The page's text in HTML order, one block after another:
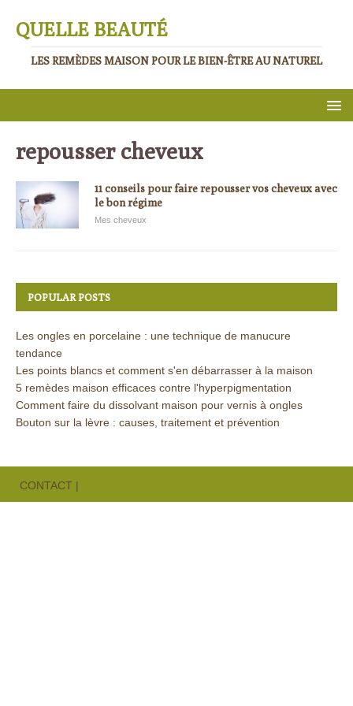
QUELLE BEAUTÉ
LES REMÈDES MAISON POUR LE BIEN-ÊTRE AU NATUREL
repousser cheveux
11 conseils pour faire repousser vos cheveux avec
le bon régime
Mes cheveux
POPULAR POSTS
Les ongles en porcelaine : une technique de manucure
tendance
Les points blancs et comment s'en débarrasser à la maison
5 remèdes maison efficaces contre l'hyperpigmentation
Comment faire du dissolvant maison pour vernis à ongles
Bouton sur la lèvre : causes, traitement et prévention
CONTACT |